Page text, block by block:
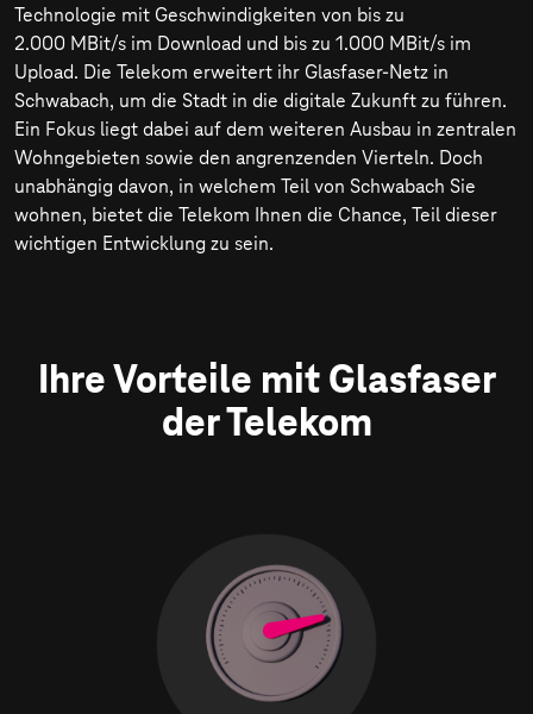
Technologie mit Geschwindigkeiten von bis zu
2.000 MBit/s im Download und bis zu 1.000 MBit/s im
Upload. Die Telekom erweitert ihr Glasfaser-Netz in
Schwabach, um die Stadt in die digitale Zukunft zu führen.
Ein Fokus liegt dabei auf dem weiteren Ausbau in zentralen
Wohngebieten sowie den angrenzenden Vierteln. Doch
unabhängig davon, in welchem Teil von Schwabach Sie
wohnen, bietet die Telekom Ihnen die Chance, Teil dieser
wichtigen Entwicklung zu sein.
Ihre Vorteile mit Glasfaser
der Telekom